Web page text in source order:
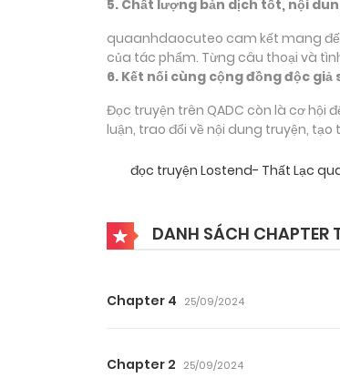
5. Chất lượng bản dịch tốt, nội
quaanhdaocuteo cam kết mang
của tác phẩm. Từng câu thoại và
6. Kết nối cùng cộng đồng độc giả
Đọc truyện trên QADC còn là cơ hội
luận, trao đổi về nội dung truyện,
đọc truyện Lostend- Thất Lạc
DANH SÁCH CHAPTER
Chapter 4 25/09/2024
Chapter 2 25/09/2024